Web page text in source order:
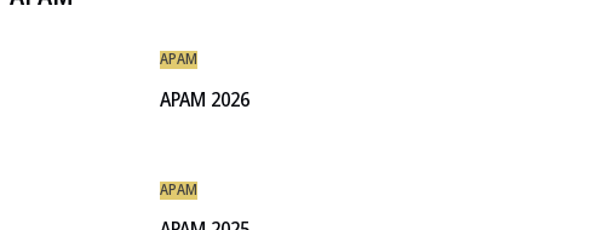
APAM
APAM 2026
APAM